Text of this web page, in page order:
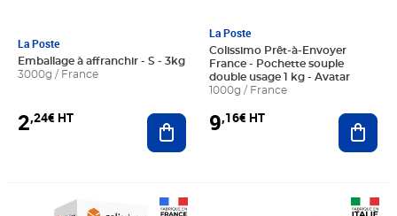
La Poste
Emballage à affranchir - S - 3kg
3000g / France
2,24€ HT Ajouter au panier
La Poste
Colissimo Prêt-à-Envoyer
France - Pochette souple
double usage 1 kg - Avatar
1000g / France
9,16€ HT
Prix 8,74€ HT